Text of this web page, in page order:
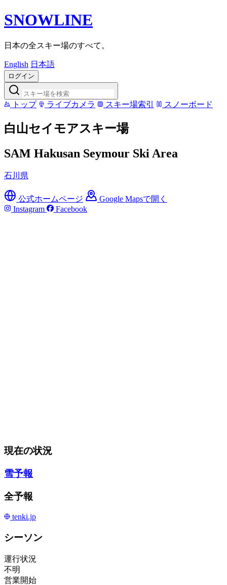
SNOWLINE
日本の全スキー場のすべて。
English 日本語
ログイン
トップ ライブカメラ スキー場索引 スノーボード
白山セイモアスキー場
SAM Hakusan Seymour Ski Area
石川県
公式ホームページ
Google Mapsで開く
Instagram
Facebook
現在の状況
雪予報
全予報
tenki.jp
シーソン
運行状況
不明
営業開始